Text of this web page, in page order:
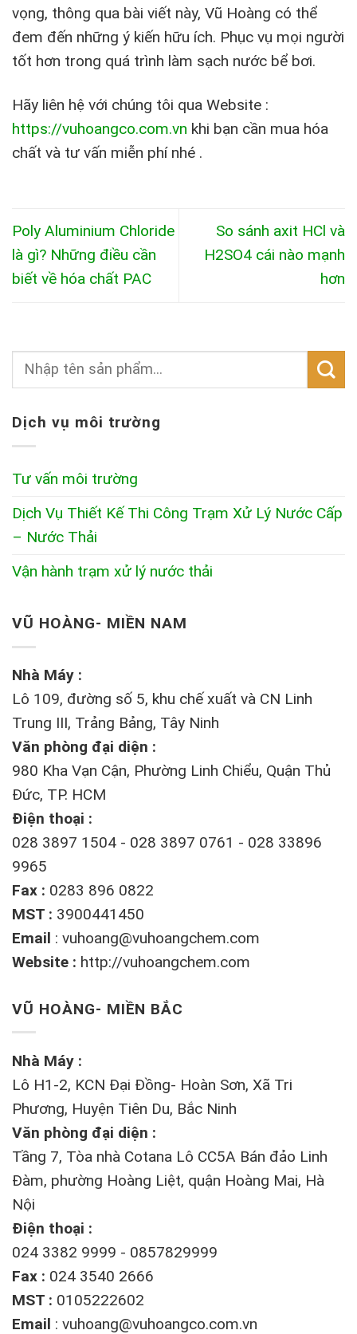
vọng, thông qua bài viết này, Vũ Hoàng có thể
đem đến những ý kiến hữu ích. Phục vụ mọi người
tốt hơn trong quá trình làm sạch nước bể bơi.
Hãy liên hệ với chúng tôi qua Website :
https://vuhoangco.com.vn khi bạn cần mua hóa
chất và tư vấn miễn phí nhé .
Poly Aluminium Chloride
là gì? Những điều cần
biết về hóa chất PAC
So sánh axit HCl và
H2SO4 cái nào mạnh
hơn
Dịch vụ môi trường
Tư vấn môi trường
Dịch Vụ Thiết Kế Thi Công Trạm Xử Lý Nước Cấp
– Nước Thải
Vận hành trạm xử lý nước thải
VŨ HOÀNG- MIỀN NAM
Nhà Máy :
Lô 109, đường số 5, khu chế xuất và CN Linh
Trung III, Trảng Bảng, Tây Ninh
Văn phòng đại diện :
980 Kha Vạn Cận, Phường Linh Chiểu, Quận Thủ
Đức, TP. HCM
Điện thoại :
028 3897 1504 - 028 3897 0761 - 028 33896
9965
Fax : 0283 896 0822
MST : 3900441450
Email : vuhoang@vuhoangchem.com
Website : http://vuhoangchem.com
VŨ HOÀNG- MIỀN BẮC
Nhà Máy :
Lô H1-2, KCN Đại Đồng- Hoàn Sơn, Xã Tri
Phương, Huyện Tiên Du, Bắc Ninh
Văn phòng đại diện :
Tầng 7, Tòa nhà Cotana Lô CC5A Bán đảo Linh
Đàm, phường Hoàng Liệt, quận Hoàng Mai, Hà
Nội
Điện thoại :
024 3382 9999 - 0857829999
Fax : 024 3540 2666
MST : 0105222602
Email : vuhoang@vuhoangco.com.vn